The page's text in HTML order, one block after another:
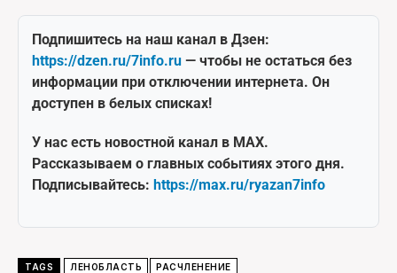
Подпишитесь на наш канал в Дзен:
https://dzen.ru/7info.ru — чтобы не остаться без
информации при отключении интернета. Он
доступен в белых списках!
У нас есть новостной канал в MAX.
Рассказываем о главных событиях этого дня.
Подписывайтесь: https://max.ru/ryazan7info
TAGS ЛЕНОБЛАСТЬ РАСЧЛЕНЕНИЕ